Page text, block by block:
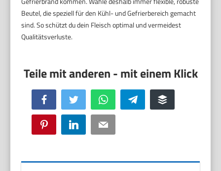
Beutel, die speziell für den Kühl- und Gefrierbereich gemacht
sind. So schützt du dein Fleisch optimal und vermeidest
Qualitätsverluste.
Facebook Twitter WhatsApp Telegram Buffer
Pinterest LinkedIn Email